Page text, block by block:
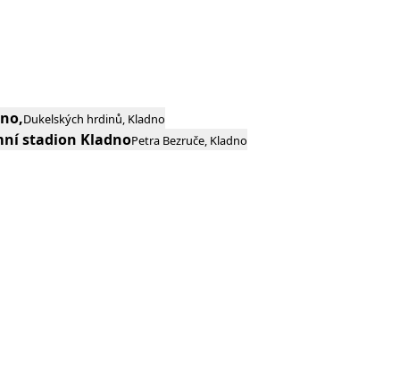
Dukelských hrdinů, Kladno
stadion KladnoPetra Bezruče, Kladno